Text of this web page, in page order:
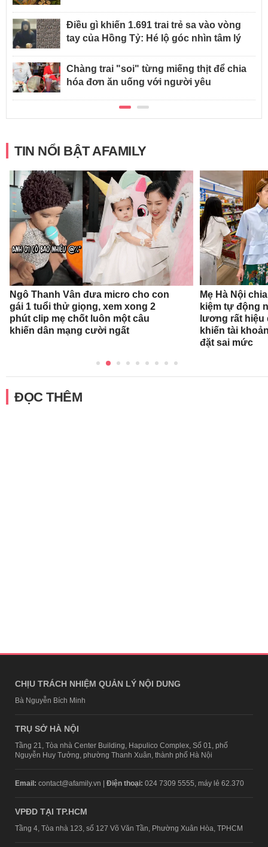
Điều gì khiến 1.691 trai trẻ sa vào vòng
tay của Hồng Tỷ: Hé lộ góc nhìn tâm lý
Chàng trai "soi" từng miếng thịt để chia
hóa đơn ăn uống với người yêu
TIN NỔI BẬT AFAMILY
Ngô Thanh Vân đưa micro cho con
gái 1 tuổi thử giọng, xem xong 2
phút clip mẹ chốt luôn một câu
khiến dân mạng cười ngất
Mẹ Hà Nội
kiệm tự động
lương rất
khiến tài
đặt sai mức
ĐỌC THÊM
CHỊU TRÁCH NHIỆM QUẢN LÝ NỘI DUNG
Bà Nguyễn Bích Minh
TRỤ SỞ HÀ NỘI
Tầng 21, Tòa nhà Center Building, Hapulico Complex, Số 01, phố
Nguyễn Huy Tưởng, phường Thanh Xuân, thành phố Hà Nội
Email: contact@afamily.vn | Điện thoại: 024 7309 5555, máy lẻ 62.370
VPĐD TẠI TP.HCM
Tầng 4, Tòa nhà 123, số 127 Võ Văn Tần, Phường Xuân Hòa, TPHCM